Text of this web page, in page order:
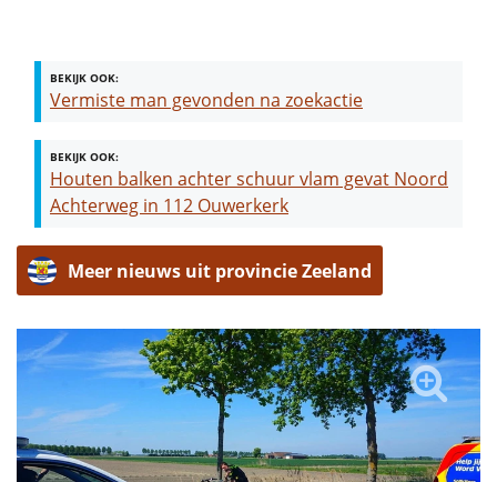
BEKIJK OOK:
Vermiste man gevonden na zoekactie
BEKIJK OOK:
Houten balken achter schuur vlam gevat Noord
Achterweg in 112 Ouwerkerk
Meer nieuws uit provincie Zeeland